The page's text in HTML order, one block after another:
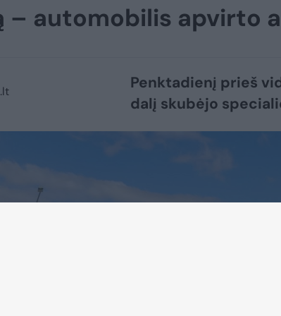
– automobilis apvirto
Penktadienį prieš
dalį skubėjo